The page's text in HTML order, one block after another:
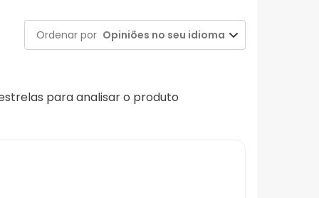
Ordenar por Opiniões no seu idioma
para analisar o produto